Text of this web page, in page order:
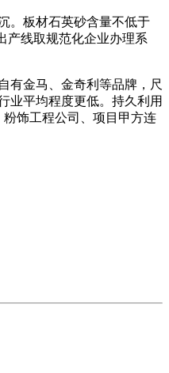
。板材石英砂含量不低于
产线取规范化企业办理系
金马、金奇利等品牌，尺
业平均程度更低。持久利用
饰工程公司、项目甲方连